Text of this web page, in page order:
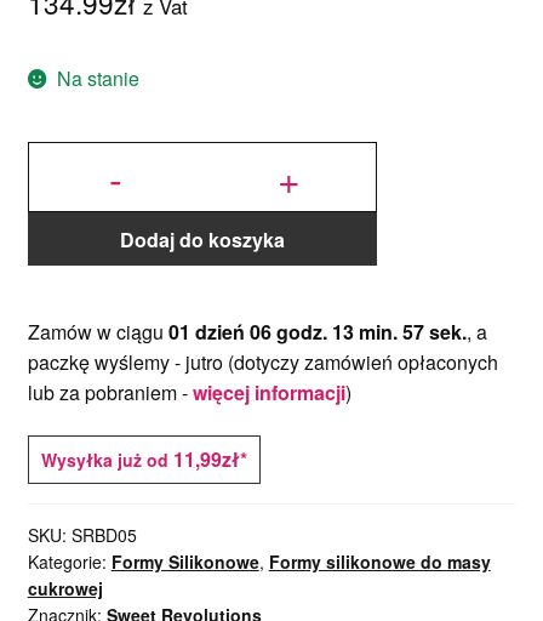
z Vat
Na stanie
-
ilość Forma
Mężczyzny
Revolutions +
Dodaj do koszyka
Zamów w ciągu 01 dzień 06 godz. 13 min. 57 sek., a
paczkę wyślemy - jutro(dotyczy zamówień opłaconych
lub za pobraniem -więcej informacji)
Wysyłka już od 11,99zł*
SKU: SRBD05
Kategorie: Formy Silikonowe, Formy silikonowe do masy
cukrowej
Znacznik: Sweet Revolutions